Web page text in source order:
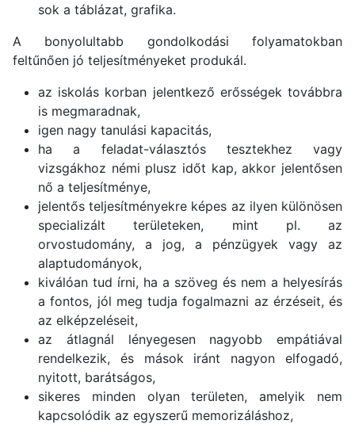
sok a táblázat, grafika.
A bonyolultabb gondolkodási folyamatokban
feltűnően jó teljesítményeket produkál.
az iskolás korban jelentkező erősségek továbbra
is megmaradnak,
igen nagy tanulási kapacitás,
ha a feladat-választós tesztekhez vagy
vizsgákhoz némi plusz időt kap, akkor jelentősen
nő a teljesítménye,
jelentős teljesítményekre képes az ilyen különösen
specializált területeken, mint pl. az
orvostudomány, a jog, a pénzügyek vagy az
alaptudományok,
kiválóan tud írni, ha a szöveg és nem a helyesírás
a fontos, jól meg tudja fogalmazni az érzéseit, és
az elképzeléseit,
az átlagnál lényegesen nagyobb empátiával
rendelkezik, és mások iránt nagyon elfogadó,
nyitott, barátságos,
sikeres minden olyan területen, amelyik nem
kapcsolódik az egyszerű memorizáláshoz,